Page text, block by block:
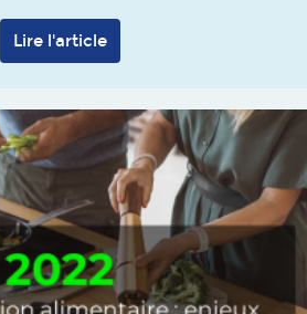
Lire l'article